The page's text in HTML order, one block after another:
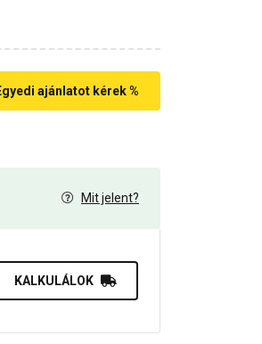
ajánlatot kérek %
Mit jelent?
KALKULÁLOK